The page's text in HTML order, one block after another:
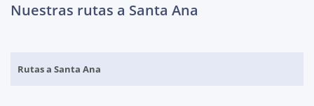
Nuestras rutas a Santa Ana
Rutas a Santa Ana